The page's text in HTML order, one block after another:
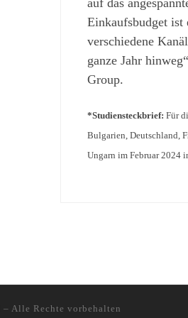
Einkaufsbudget ist
verschiedene
ganze Jahr
Group.
*Studiensteckbrief: Für
Bulgarien, Deutschland,
Ungarn im Februar 2024
– Alle Rechte vorbehalten